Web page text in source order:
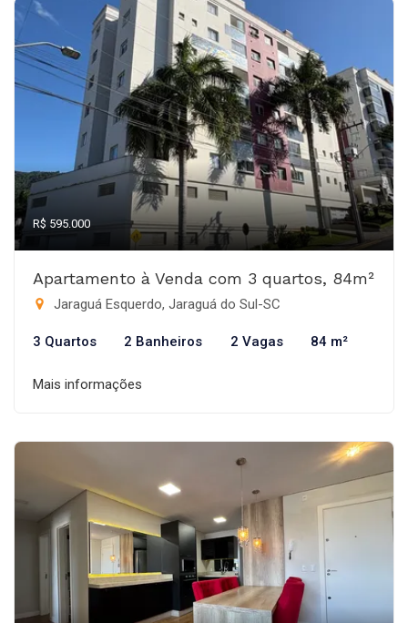
R$ 595.000
Apartamento à Venda com 3 quartos, 84m²
Jaraguá Esquerdo, Jaraguá do Sul-SC
3 Quartos 2 Banheiros 2 Vagas 84 m²
Mais informações